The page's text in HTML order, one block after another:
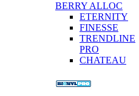
BERRY ALLOC
ETERNITY
FINESSE
TRENDLINE
PRO
CHATEAU